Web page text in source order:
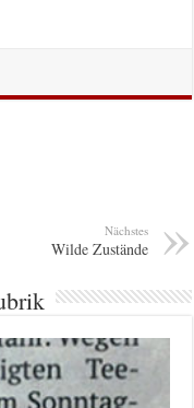
Nächstes
Wilde Zustände